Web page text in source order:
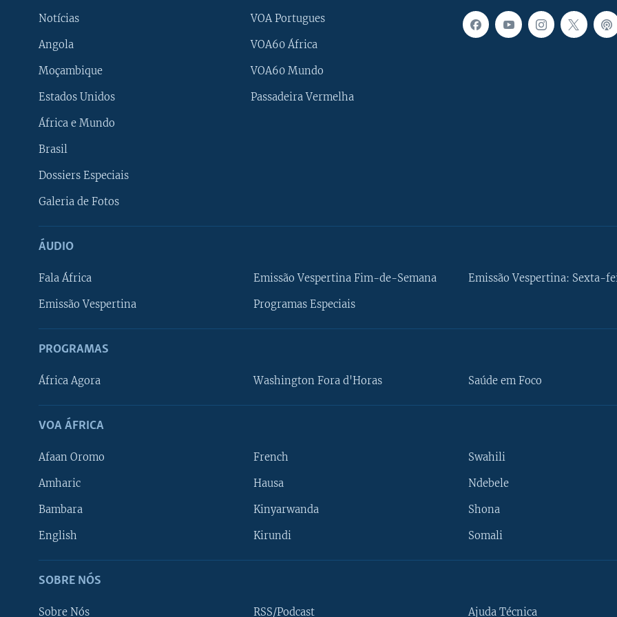
Notícias
Angola
Moçambique
Estados Unidos
África e Mundo
Brasil
Dossiers Especiais
Galeria de Fotos
VOA Portugues
VOA60 África
VOA60 Mundo
Passadeira Vermelha
ÁUDIO
Fala África
Emissão Vespertina
Emissão Vespertina Fim-de-Semana
Programas Especiais
Emissão Vespertina: Sexta-
PROGRAMAS
África Agora Washington Fora d'Horas Saúde em Foco
VOA ÁFRICA
Afaan Oromo
Amharic
Bambara
English
French
Hausa
Kinyarwanda
Kirundi
Swahili
Ndebele
Shona
Somali
SOBRE NÓS
Sobre Nós RSS/Podcast Ajuda Técnica